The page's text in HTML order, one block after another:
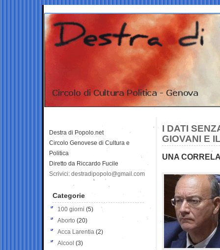
I DATI
GIOVANI E
UNA
Destra di Popolo.net
Circolo Genovese di Cultura e
Politica
Diretto da Riccardo Fucile
Scrivici: destradipopolo@gmail.com
Categorie
100 giorni (5)
Aborto (20)
Acca Larentia (2)
Alcool (3)